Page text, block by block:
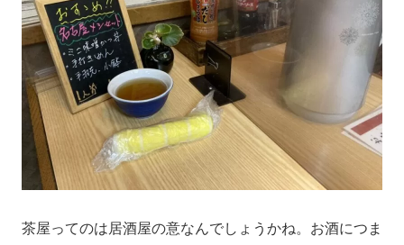
茶屋ってのは居酒屋の意なんでしょうかね。お酒につま